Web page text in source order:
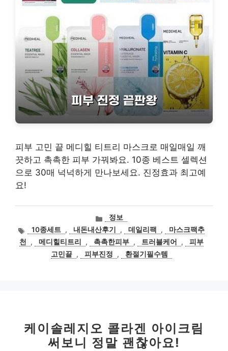
피부 고민 끝 메디힐 티트리 마스크로 매일매일 깨
끗하고 촉촉한 피부 가꿔봐요. 10종 베스트 셀렉션
으로 30매 넉넉하게 만나보세요. 진정효과 최고예
요!
카
테
고
리
정보
태10종세트 , 내돈내산후기 , 데일리팩 ,
마스크팩추
천
, 메디힐티트리 , 촉촉한피부 , 트러블케어 ,
피부
고민끝 , 피부진정 , 환절기필수템
케이솔레지오 콜라겐 아이크림
써보니 정말 괜찮아요!